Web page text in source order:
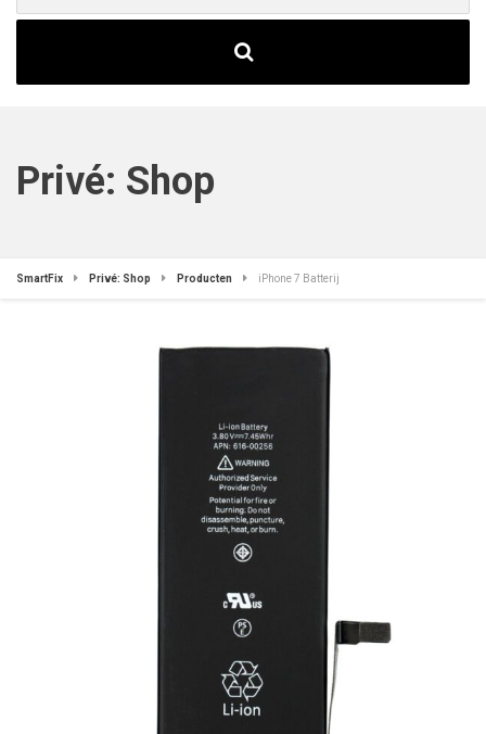
Privé: Shop
SmartFix Privé: Shop Producten iPhone 7 Batterij